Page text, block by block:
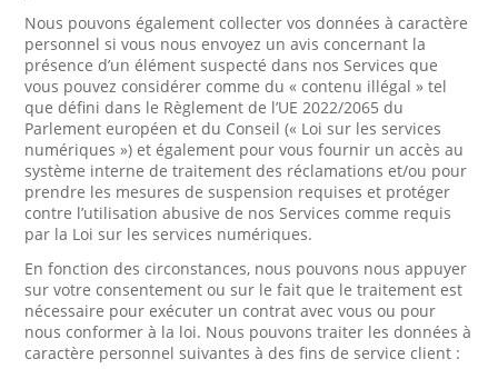
Nous pouvons également collecter vos données à caractère
personnel si vous nous envoyez un avis concernant la
présence d’un élément suspecté dans nos Services que
vous pouvez considérer comme du « contenu illégal » tel
que défini dans le Règlement de l’UE 2022/2065 du
Parlement européen et du Conseil (« Loi sur les services
numériques ») et également pour vous fournir un accès au
système interne de traitement des réclamations et/ou pour
prendre les mesures de suspension requises et protéger
contre l’utilisation abusive de nos Services comme requis
par la Loi sur les services numériques.
En fonction des circonstances, nous pouvons nous appuyer
sur votre consentement ou sur le fait que le traitement est
nécessaire pour exécuter un contrat avec vous ou pour
nous conformer à la loi. Nous pouvons traiter les données à
caractère personnel suivantes à des fins de service client :